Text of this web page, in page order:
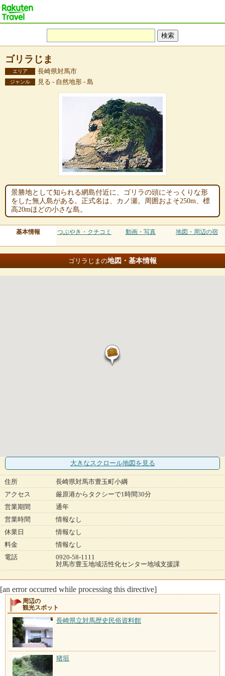
ゴリラじま
エリア 長崎県対馬市
ジャンル 見る - 自然地形 - 島
景勝地として知られる網島付近に、ゴリラの頭にそっくりな形
をした無人島がある。正式名は、カノ瀬。周囲およそ250m、標
高20mほどの小さな島。
基本情報 つぶやき・クチコミ 動画・写真 地図・周辺の宿
ゴリラじまの地図・基本情報
大きなスクロール地図 を見る
住所
長崎県対馬市豊玉町小綱
アクセス
厳原港からタクシーで1時間30分
営業期間
通年
営業時間
情報なし
休業日
情報なし
料金
情報なし
電話
0920-58-1111
対馬市豊玉地域活性化センター地域支援課
[an error occurred while processing this directive]
周辺の
観光スポット
長崎県立対馬歴史民俗資料館
猪垣